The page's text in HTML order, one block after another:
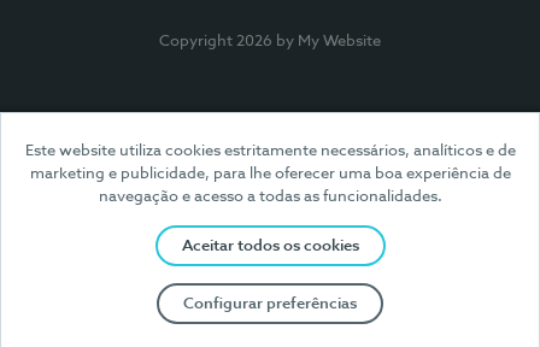
Este website utiliza cookies estritamente necessários, analíticos e de
marketing e publicidade, para lhe oferecer uma boa experiência de
navegação e acesso a todas as funcionalidades.
Aceitar todos os cookies
Configurar preferências
Copyright 2026 by My Website